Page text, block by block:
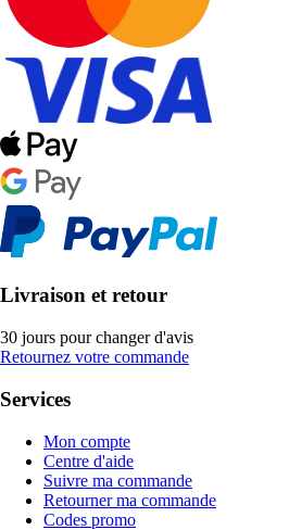
Livraison et retour
30 jours pour changer d'avis
Retournez votre commande
Services
Mon compte
Centre d'aide
Suivre ma commande
Retourner ma commande
Codes promo